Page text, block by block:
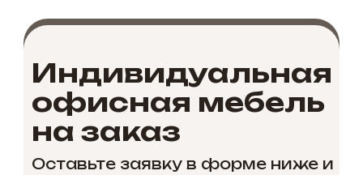
Оставьте заявку в форме ниже и
Индивидуальная
офисная мебель
на заказ